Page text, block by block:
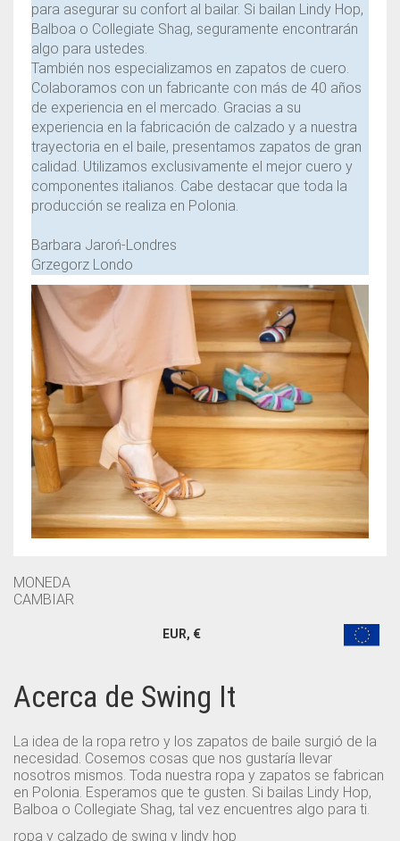
para asegurar su confort al bailar. Si bailan Lindy Hop,
Balboa o Collegiate Shag, seguramente encontrarán
algo para ustedes.
También nos especializamos en zapatos de cuero.
Colaboramos con un fabricante con más de 40 años
de experiencia en el mercado. Gracias a su
experiencia en la fabricación de calzado y a nuestra
trayectoria en el baile, presentamos zapatos de gran
calidad. Utilizamos exclusivamente el mejor cuero y
componentes italianos. Cabe destacar que toda la
producción se realiza en Polonia.
Barbara Jaroń-Londres
Grzegorz Londo
MONEDA
CAMBIAR
EUR, €
Acerca de Swing It
La idea de la ropa retro y los zapatos de baile surgió de la
necesidad. Cosemos cosas que nos gustaría llevar
nosotros mismos. Toda nuestra ropa y zapatos se fabrican
en Polonia. Esperamos que te gusten. Si bailas Lindy Hop,
Balboa o Collegiate Shag, tal vez encuentres algo para ti.
ropa y calzado de swing y lindy hop